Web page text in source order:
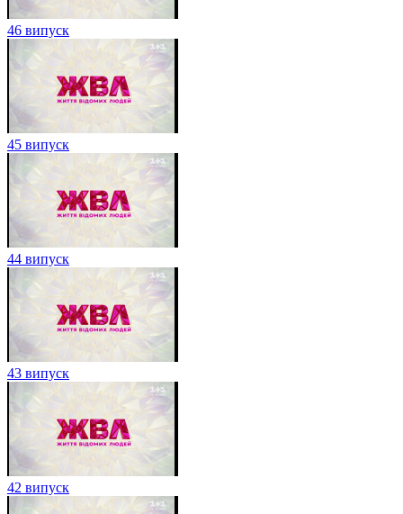
46 випуск
45 випуск
44 випуск
43 випуск
42 випуск